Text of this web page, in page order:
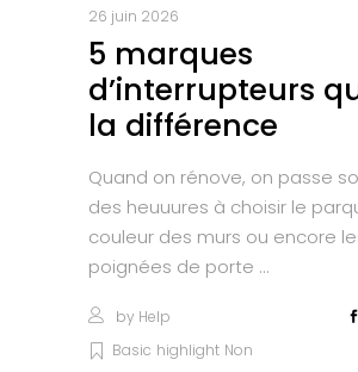
26 juin 2026
5 marques
d’interrupteurs
la différence
Quand on rénove, on passe
des heuuures à choisir le
couleur des murs ou encore
poignées de porte
by Help
Basic highlight Non